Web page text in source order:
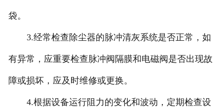
袋。
3.经常检查除尘器的脉冲清灰系统是否正常，如
有异常，应重要检查脉冲阀隔膜和电磁阀是否出现故
障或损坏，应及时维修或更换。
4.根据设备运行阻力的变化和波动，定期检查设